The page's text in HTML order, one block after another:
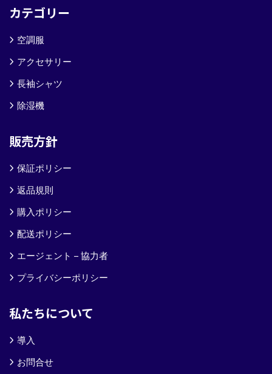
カテゴリー
空調服
アクセサリー
長袖シャツ
除湿機
販売方針
保証ポリシー
返品規則
購入ポリシー
配送ポリシー
エージェント – 協力者
プライバシーポリシー
私たちについて
導入
お問合せ